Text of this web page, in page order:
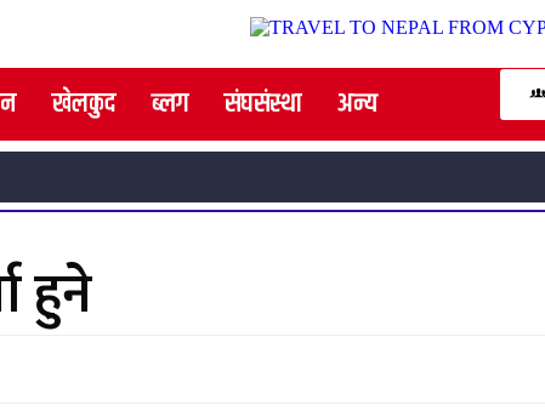
खेलकुद ब्लग संघसंस्था अन्य
हुने